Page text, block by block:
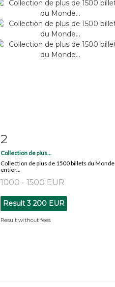
2
Collection de plus...
Collection de plus de 1500 billets du Monde
entier...
1000 - 1500 EUR
Result3 200 EUR
Result without fees